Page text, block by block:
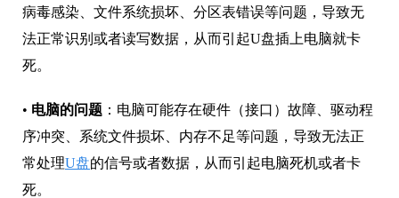
病毒感染、文件系统损坏、分区表错误等问题，导致无
法正常识别或者读写数据，从而引起U盘插上电脑就卡
死。
• 电脑的问题 ：电脑可能存在硬件（接口）故障、驱动程
序冲突、系统文件损坏、内存不足等问题，导致无法正
常处理U盘的信号或者数据，从而引起电脑死机或者卡
死。